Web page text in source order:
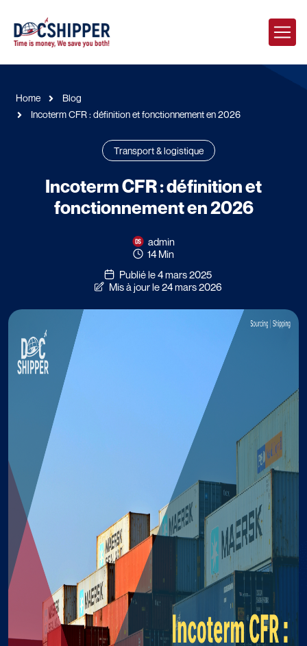
Home
Blog
Incoterm CFR : définition et fonctionnement en 2026
Transport & logistique
Incoterm CFR : définition et
fonctionnement en 2026
admin
14 Min
Publié le 4 mars 2025
Mis à jour le 24 mars 2026